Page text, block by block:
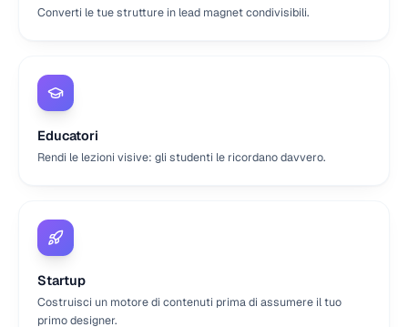
Converti le tue strutture in lead magnet condivisibili.
Educatori
Rendi le lezioni visive: gli studenti le ricordano davvero.
Startup
Costruisci un motore di contenuti prima di assumere il tuo
primo designer.